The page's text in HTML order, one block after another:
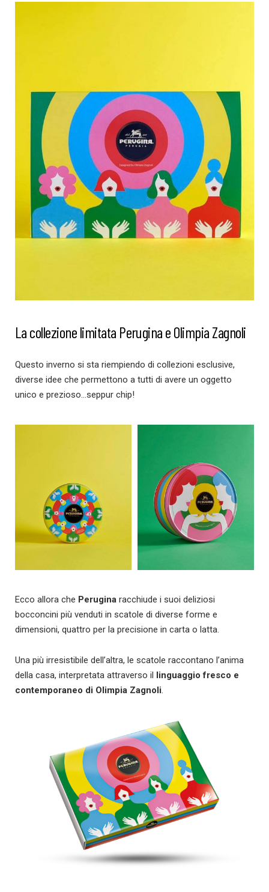
La collezione limitata Perugina e Olimpia Zagnoli
Questo inverno si sta riempiendo di collezioni esclusive,
diverse idee che permettono a tutti di avere un oggetto
unico e prezioso…seppur chip!
Ecco allora che Perugina racchiude i suoi deliziosi
bocconcini più venduti in scatole di diverse forme e
dimensioni, quattro per la precisione in carta o latta.
Una più irresistibile dell’altra, le scatole raccontano l’anima
della casa, interpretata attraverso il
linguaggio fresco e
contemporaneo di Olimpia Zagnoli.